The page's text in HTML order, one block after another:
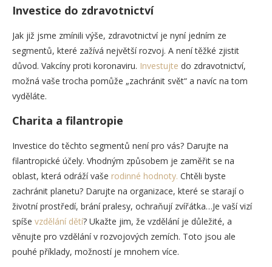
Investice do zdravotnictví
Jak již jsme zmínili výše, zdravotnictví je nyní jedním ze
segmentů, které zažívá největší rozvoj. A není těžké zjistit
důvod. Vakcíny proti koronaviru. Investujte do zdravotnictví,
možná vaše trocha pomůže „zachránit svět“ a navíc na tom
vyděláte.
Charita a filantropie
Investice do těchto segmentů není pro vás? Darujte na
filantropické účely. Vhodným způsobem je zaměřit se na
oblast, která odráží vaše rodinné hodnoty. Chtěli byste
zachránit planetu? Darujte na organizace, které se starají o
životní prostředí, brání pralesy, ochraňují zvířátka…Je vaší vizí
spíše vzdělání dětí? Ukažte jim, že vzdělání je důležité, a
věnujte pro vzdělání v rozvojových zemích. Toto jsou ale
pouhé příklady, možností je mnohem více.